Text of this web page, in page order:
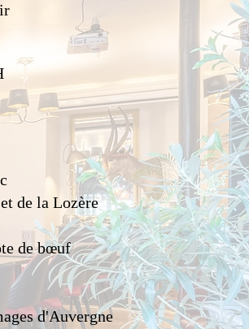
de la Lozère
de bœuf
d'Auvergne